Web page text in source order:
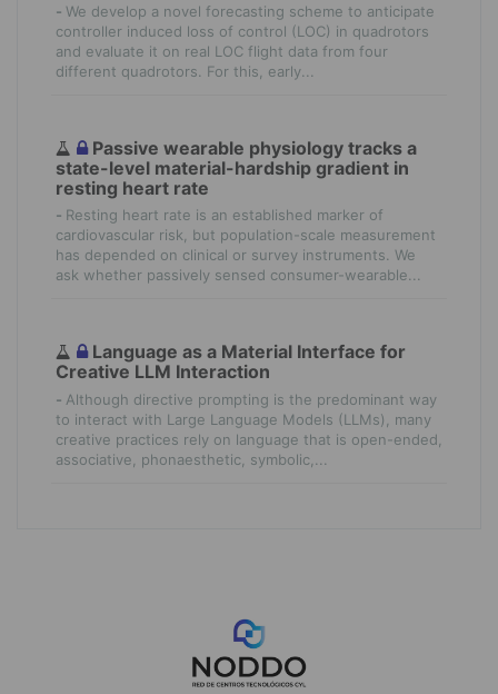
- We develop a novel forecasting scheme to anticipate
controller induced loss of control (LOC) in quadrotors
and evaluate it on real LOC flight data from four
different quadrotors. For this, early...
Passive wearable physiology tracks a
state-level material-hardship gradient in
resting heart rate
- Resting heart rate is an established marker of
cardiovascular risk, but population-scale measurement
has depended on clinical or survey instruments. We
ask whether passively sensed consumer-wearable...
Language as a Material Interface for
Creative LLM Interaction
- Although directive prompting is the predominant way
to interact with Large Language Models (LLMs), many
creative practices rely on language that is open-ended,
associative, phonaesthetic, symbolic,...